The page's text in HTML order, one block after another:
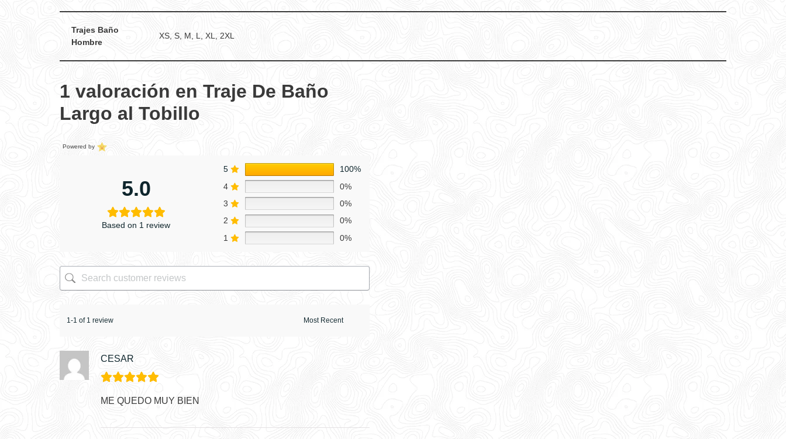
Trajes Baño
Hombre
XS, S, M, L, XL, 2XL
1 valoración en Traje De Baño
Largo al Tobillo
Powered by
5.0
Based on 1 review
5
100%
4
0%
3
0%
2
0%
1
0%
1-1 of 1 review
CESAR
ME QUEDO MUY BIEN